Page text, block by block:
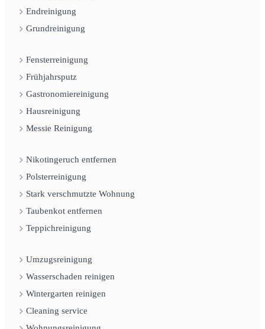
Endreinigung
Grundreinigung
Fensterreinigung
Frühjahrsputz
Gastronomiereinigung
Hausreinigung
Messie Reinigung
Nikotingeruch entfernen
Polsterreinigung
Stark verschmutzte Wohnung
Taubenkot entfernen
Teppichreinigung
Umzugsreinigung
Wasserschaden reinigen
Wintergarten reinigen
Cleaning service